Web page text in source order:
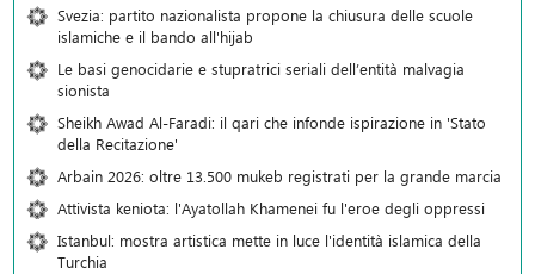
Svezia: partito nazionalista propone la chiusura delle scuole
islamiche e il bando all'hijab
Le basi genocidarie e stupratrici seriali dell’entità malvagia
sionista
Sheikh Awad Al-Faradi: il qari che infonde ispirazione in 'Stato
della Recitazione'
Arbain 2026: oltre 13.500 mukeb registrati per la grande marcia
Attivista keniota: l'Ayatollah Khamenei fu l'eroe degli oppressi
Istanbul: mostra artistica mette in luce l'identità islamica della
Turchia